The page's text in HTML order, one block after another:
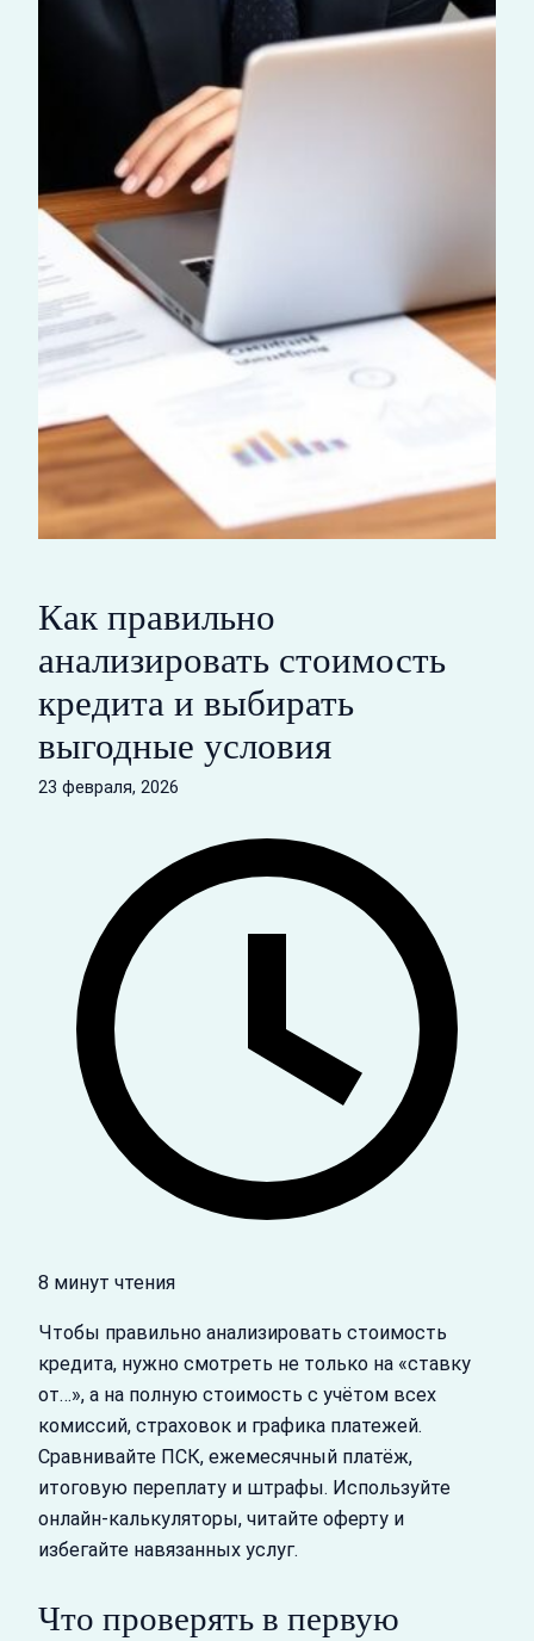
Как правильно
анализировать стоимость
кредита и выбирать
выгодные условия
23 февраля, 2026
8 минут чтения
Чтобы правильно анализировать стоимость
кредита, нужно смотреть не только на «ставку
от…», а на полную стоимость с учётом всех
комиссий, страховок и графика платежей.
Сравнивайте ПСК, ежемесячный платёж,
итоговую переплату и штрафы. Используйте
онлайн‑калькуляторы, читайте оферту и
избегайте навязанных услуг.
Что проверять в первую